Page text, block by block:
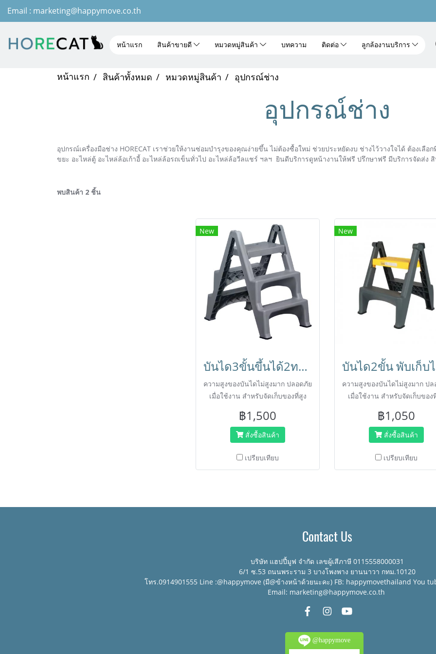
Email : marketing@happymove.co.th
หน้าแรก สินค้าขายดี หมวดหมู่สินค้า บทความ ติดต่อ ลูกล้องานบริการ
หน้าแรก สินค้าทั้งหมด หมวดหมู่สินค้า อุปกรณ์ช่าง
อุปกรณ์ช่าง
อุปกรณ์เครื่องมือช่าง HORECAT เราช่วยให้งานซ่อมบำรุงของคุณง่ายขึ้น ไม่ต้องซื้อใหม่ ช่วยประหยัดงบ ช่างไว้วางใจได้ ต้องเลือก
ขยะ อะไหล่ตู้ อะไหล่ล้อเก้าอี้ อะไหล่ล้อรถเข็นทั่วไป อะไหล่ล้อวีลแชร์ ฯลฯ ยินดีบริการดูหน้างานให้ฟรี ปรึกษาฟรี มีบริการจัดส่ง
พบสินค้า 2 ชิ้น
New
บันได3ขั้นขึ้นได้2ทาง มียางกันลื่น ปลอดภัย พับเก็บได้ สำหรับแม่บ้านทำความสะอาด HORECAT
ความสูงของบันไดไม่สูงมาก ปลอดภัย
เมื่อใช้งาน สำหรับจัดเก็บของที่สูง
฿1,500
สั่งซื้อสินค้า
เปรียบเทียบ
New
ความสูงของบันไดไม่สูงมาก ปล
เมื่อใช้งาน สำหรับจัดเก็บของ
฿1,050
สั่งซื้อสินค้า
เปรียบเทียบ
Contact Us
บริษัท แฮปปี้มูฟ จำกัด เลขผู้เสีภาษี 0115558000031
6/1 ซ.53 ถนนพระราม 3 บางโพงพาง ยานนาวา กทม.10120
โทร.0914901555 Line :@happymove (มี@ข้างหน้าด้วยนะคะ) FB: happymovethailand You
Email: marketing@happymove.co.th
@happymove